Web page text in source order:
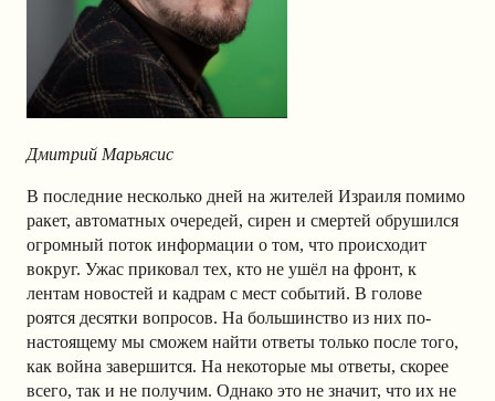
Дмитрий Марьясис
В последние несколько дней на жителей Израиля помимо
ракет, автоматных очередей, сирен и смертей обрушился
огромный поток информации о том, что происходит
вокруг. Ужас приковал тех, кто не ушёл на фронт, к
лентам новостей и кадрам с мест событий. В голове
роятся десятки вопросов. На большинство из них по-
настоящему мы сможем найти ответы только после того,
как война завершится. На некоторые мы ответы, скорее
всего, так и не получим. Однако это не значит, что их не